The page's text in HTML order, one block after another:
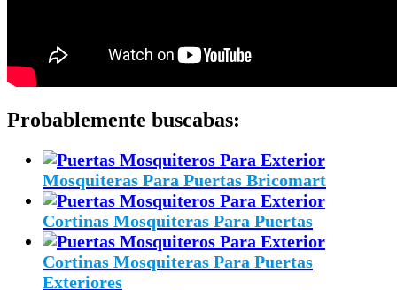
Probablemente buscabas:
Mosquiteras Para Puertas Bricomart
Cortinas Mosquiteras Para Puertas
Cortinas Mosquiteras Para Puertas
Exteriores